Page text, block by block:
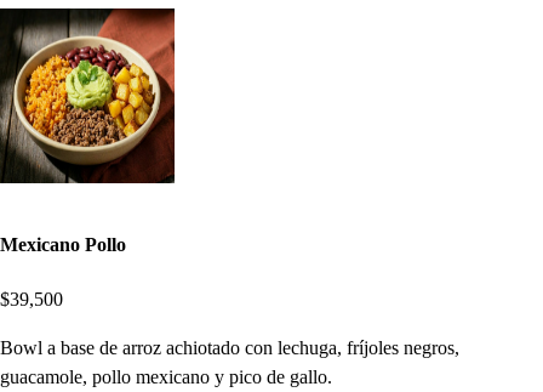
Mexicano Pollo
$39,500
Bowl a base de arroz achiotado con lechuga, fríjoles negros,
guacamole, pollo mexicano y pico de gallo.